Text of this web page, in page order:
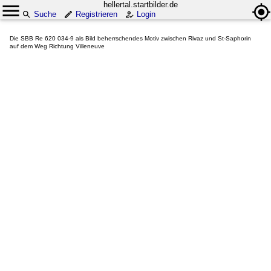
hellertal.startbilder.de
Suche
Registrieren Login
Die SBB Re 620 034-9 als Bild beherrschendes Motiv zwischen Rivaz und St-Saphorin
auf dem Weg Richtung Villeneuve